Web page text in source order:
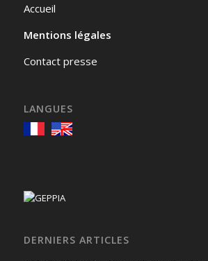
Accueil
Mentions légales
Contact presse
LANGUES
DERNIERS ARTICLES